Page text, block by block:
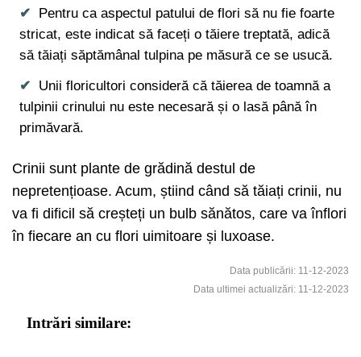
Pentru ca aspectul patului de flori să nu fie foarte
stricat, este indicat să faceți o tăiere treptată, adică
să tăiați săptămânal tulpina pe măsură ce se usucă.
Unii floricultori consideră că tăierea de toamnă a
tulpinii crinului nu este necesară și o lasă până în
primăvară.
Crinii sunt plante de grădină destul de
nepretențioase. Acum, știind când să tăiați crinii, nu
va fi dificil să creșteți un bulb sănătos, care va înflori
în fiecare an cu flori uimitoare și luxoase.
Data publicării: 11-12-2023
Data ultimei actualizări: 11-12-2023
Intrări similare: